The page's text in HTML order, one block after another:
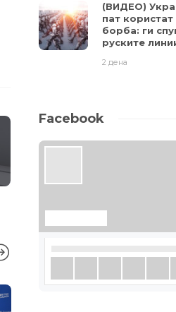
(ВИДЕО)
пат
борба: ги
руските
2 дена
Facebook